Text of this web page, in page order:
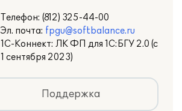
Телефон: (812) 325-44-00
Эл. почта: fpgu@softbalance.ru
1С-Коннект: ЛК ФП для 1С:БГУ 2.0 (с
1 сентября 2023)
Поддержка